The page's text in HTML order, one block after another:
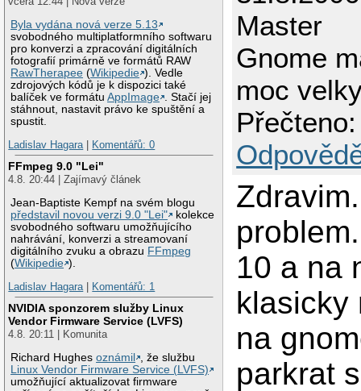
Byla vydána nová verze 5.13
svobodného multiplatformního softwaru
pro konverzi a zpracování digitálních
fotografií primárně ve formátů RAW
RawTherapee (Wikipedie ). Vedle
zdrojových kódů je k dispozici také
balíček ve formátuAppImage
. Stačí jej
stáhnout, nastavit právo ke spuštění a
spustit.
Ladislav Hagara| Komentářů: 0
FFmpeg 9.0 "Lei"
4.8. 20:44 | Zajímavý článek
Jean-Baptiste Kempf na svém blogu
představil novou verzi 9.0 "Lei"
kolekce
svobodného softwaru umožňujícího
nahrávání, konverzi a streamovaní
digitálního zvuku a obrazu FFmpeg
(Wikipedie ).
Ladislav Hagara| Komentářů: 1
NVIDIA sponzorem služby Linux
Vendor Firmware Service (LVFS)
4.8. 20:11 | Komunita
Richard Hughesoznámil
, že službu
Linux Vendor Firmware Service (LVFS)
umožňující aktualizovat firmware
Master
Gnome
moc
10 a na
klasicky
na
parkrat